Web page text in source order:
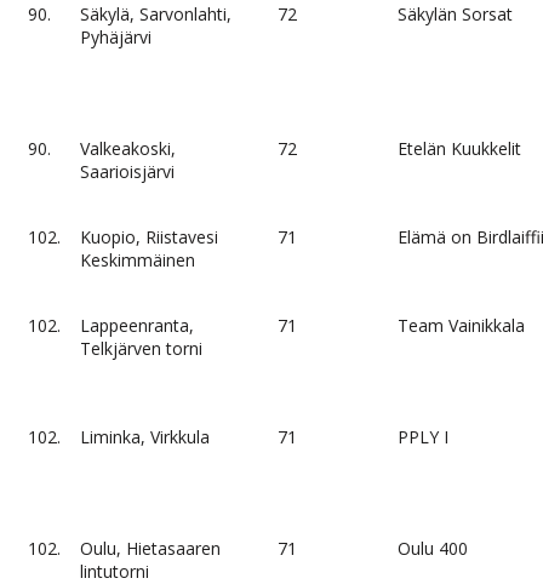
90.
Säkylä, Sarvonlahti,
Pyhäjärvi
72 Säkylän Sorsat
90.
Valkeakoski,
Saarioisjärvi
72 Etelän Kuukkelit
102.
Kuopio, Riistavesi
Keskimmäinen
71 Elämä on Birdlaiffii
102.
Lappeenranta,
Telkjärven torni
71 Team Vainikkala
102. Liminka, Virkkula 71 PPLY I
102.
Oulu, Hietasaaren
lintutorni
71 Oulu 400